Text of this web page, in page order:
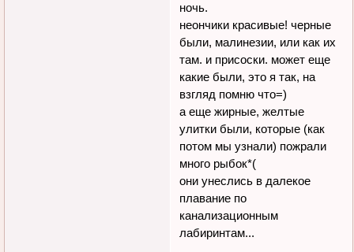
ночь.
неончики красивые! черные
были, малинезии, или как их
там. и присоски. может еще
какие были, это я так, на
взгляд помню что=)
а еще жирные, желтые
улитки были, которые (как
потом мы узнали) пожрали
много рыбок*(
они унеслись в далекое
плавание по
канализационным
лабиринтам...